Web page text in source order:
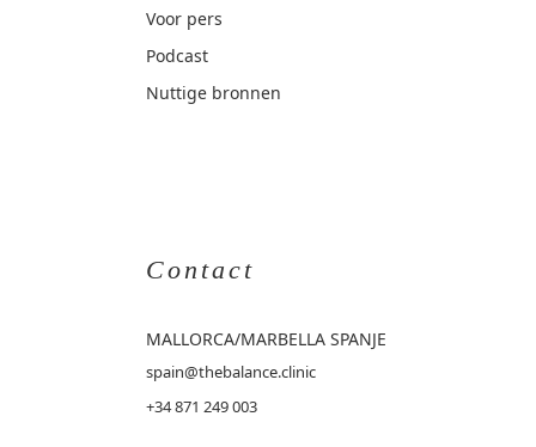
Voor pers
Podcast
Nuttige bronnen
Contact
MALLORCA/MARBELLA SPANJE
spain@thebalance.clinic
+34 871 249 003